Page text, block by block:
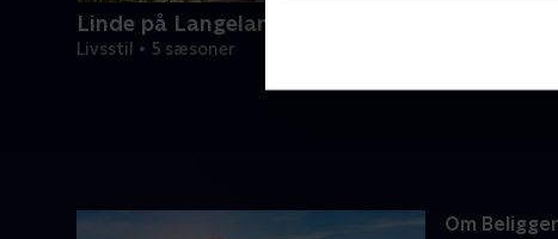
Linde på Langeland
Livsstil • 5 sæsoner
Om